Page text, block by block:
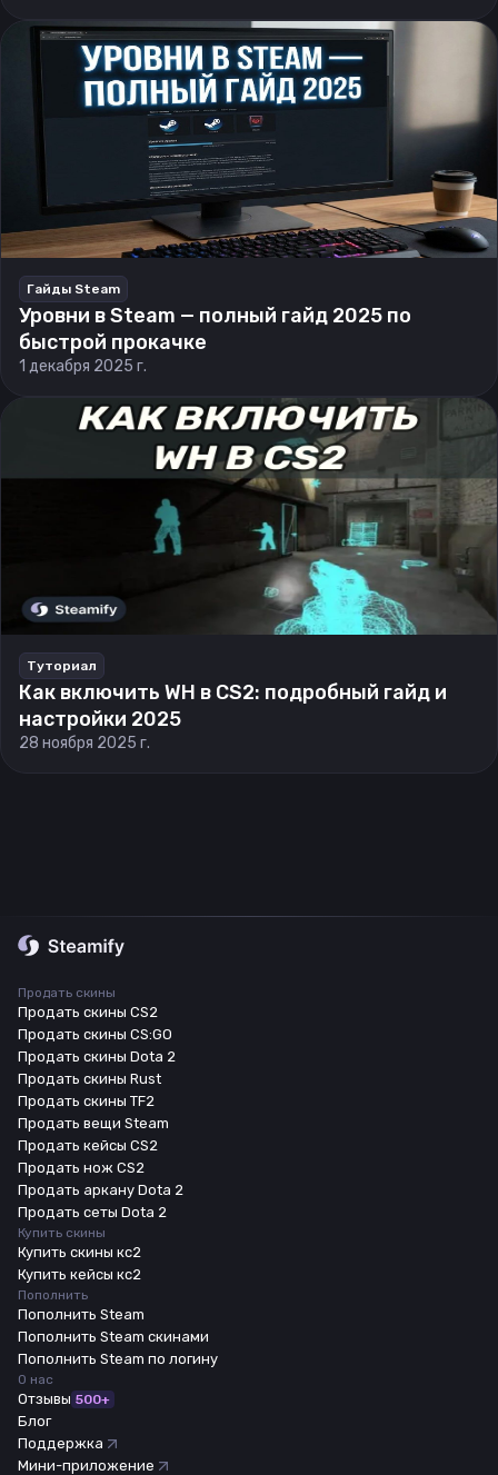
Гайды Steam
Уровни в Steam — полный гайд 2025 по
быстрой прокачке
1 декабря 2025 г.
Туториал
Как включить WH в CS2: подробный гайд и
настройки 2025
28 ноября 2025 г.
Продать скины
Продать скины CS2
Продать скины CS:GO
Продать скины Dota 2
Продать скины Rust
Продать скины TF2
Продать вещи Steam
Продать кейсы CS2
Продать нож CS2
Продать аркану Dota 2
Продать сеты Dota 2
Купить скины
Купить скины кс2
Купить кейсы кс2
Пополнить
Пополнить Steam
Пополнить Steam скинами
Пополнить Steam по логину
О нас
Отзывы 500+
Блог
Поддержка
Мини-приложение